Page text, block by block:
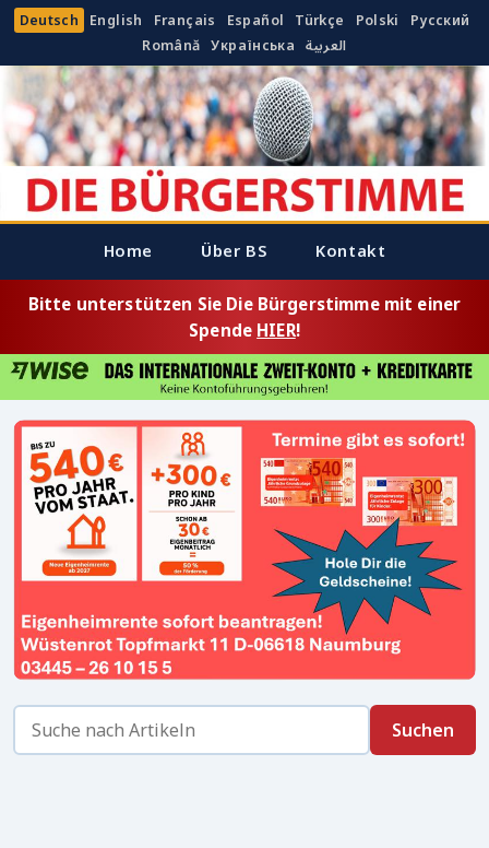
Deutsch English Français Español Türkçe Polski
Русский
Română
Українська العربية
Home Über BS Kontakt
Bitte unterstützen Sie Die Bürgerstimme mit einer
Spende HIER!